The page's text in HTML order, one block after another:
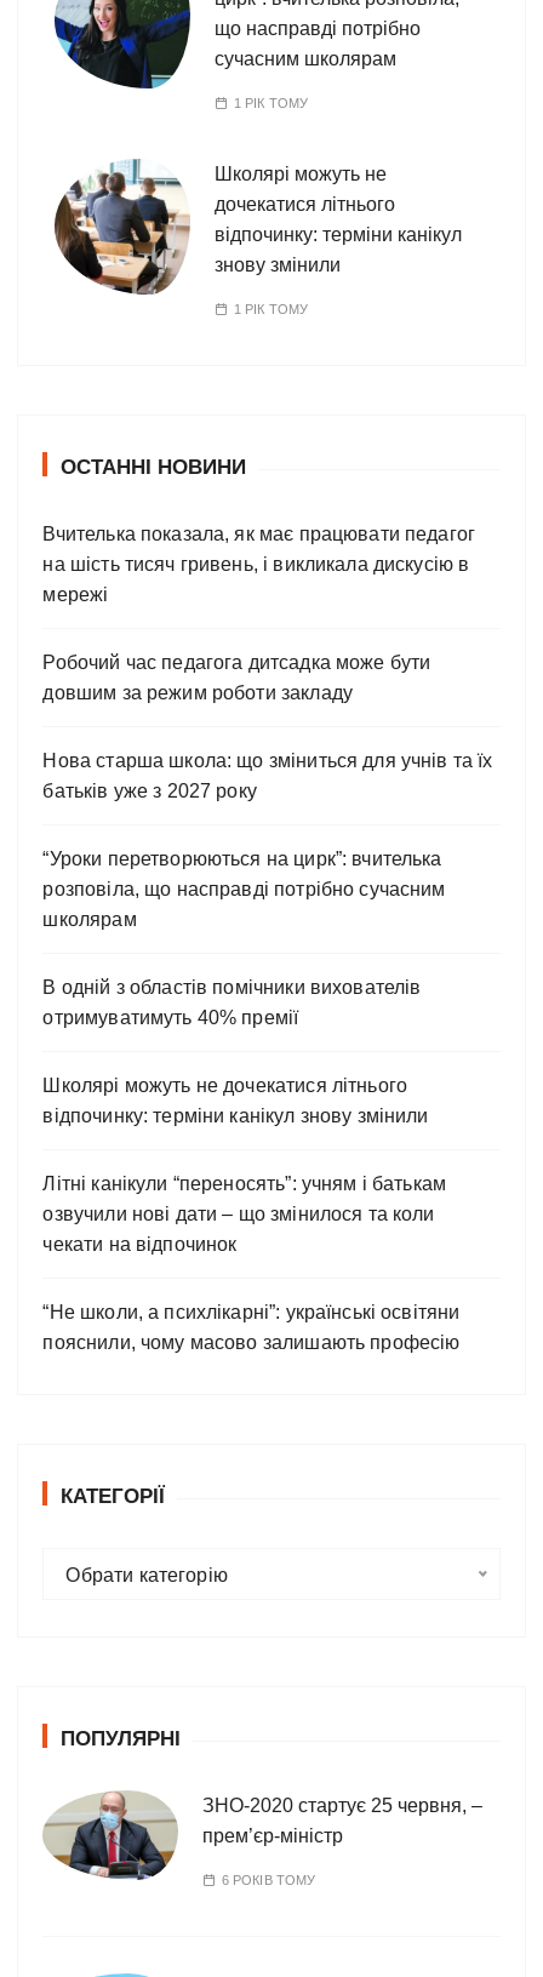
що насправді потрібно
сучасним школярам
1 РІК ТОМУ
Школярі можуть не
дочекатися літнього
відпочинку: терміни канікул
знову змінили
1 РІК ТОМУ
ОСТАННІ НОВИНИ
Вчителька показала, як має працювати педагог
на шість тисяч гривень, і викликала дискусію в
мережі
Робочий час педагога дитсадка може бути
довшим за режим роботи закладу
Нова старша школа: що зміниться для учнів та їх
батьків уже з 2027 року
“Уроки перетворюються на цирк”: вчителька
розповіла, що насправді потрібно сучасним
школярам
В одній з областів помічники вихователів
отримуватимуть 40% премії
Школярі можуть не дочекатися літнього
відпочинку: терміни канікул знову змінили
Літні канікули “переносять”: учням і батькам
озвучили нові дати – що змінилося та коли
чекати на відпочинок
“Не школи, а психлікарні”: українські освітяни
пояснили, чому масово залишають професію
КАТЕГОРІЇ
р
Обрати категорію
ПОПУЛЯРНІ
ЗНО-2020 стартує 25 червня, –
прем’єр-міністр
6 РОКІВ ТОМУ